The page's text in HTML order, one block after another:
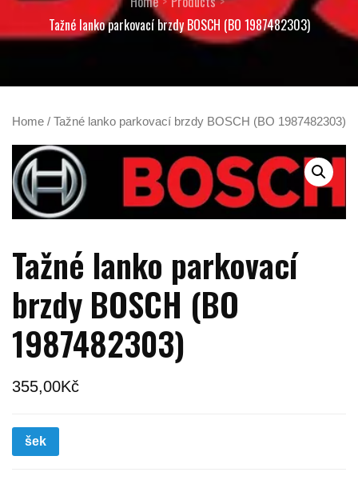
Tažné lanko parkovací brzdy BOSCH (BO 1987482303)
Home / Tažné lanko parkovací brzdy BOSCH (BO 1987482303)
Tažné lanko parkovací
brzdy BOSCH (BO
1987482303)
355,00Kč
šek